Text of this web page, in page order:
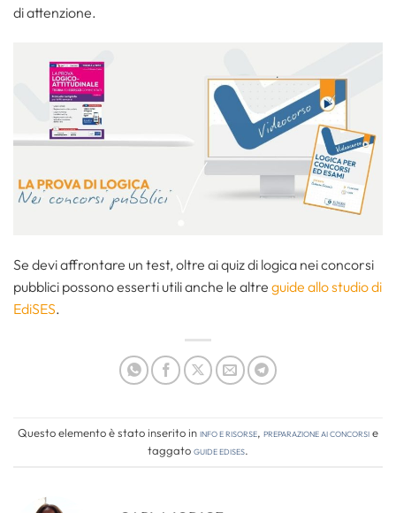
di attenzione.
Se devi affrontare un test, oltre ai quiz di logica nei concorsi
pubblici possono esserti utili anche le altre guide allo studio di
EdiSES.
Questo elemento è stato inserito inInfo e risorse, Preparazione ai concorsie
taggatoguide edises.